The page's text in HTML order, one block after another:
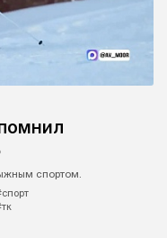
спортом.